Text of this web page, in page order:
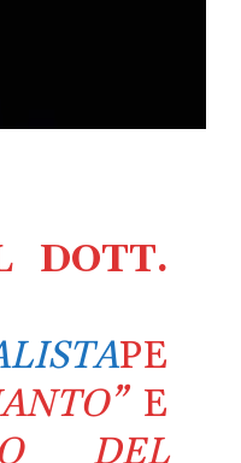
DOTT.
PE
E